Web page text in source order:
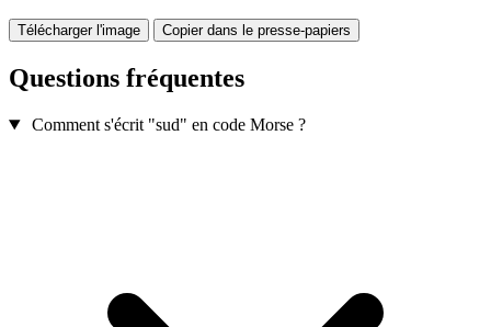
Télécharger l'image Copier dans le presse-papiers
Questions fréquentes
Comment s'écrit "sud" en code Morse ?